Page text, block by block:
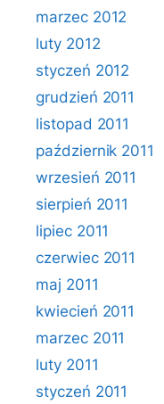
marzec 2012
luty 2012
styczeń 2012
grudzień 2011
listopad 2011
październik 2011
wrzesień 2011
sierpień 2011
lipiec 2011
czerwiec 2011
maj 2011
kwiecień 2011
marzec 2011
luty 2011
styczeń 2011